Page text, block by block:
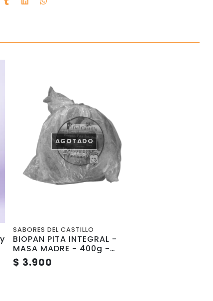
AGOTADO
SABORES DEL CASTILLO
BIOPAN PITA INTEGRAL -
MASA MADRE - 400g -
Sabores del Castillo
$ 3.900